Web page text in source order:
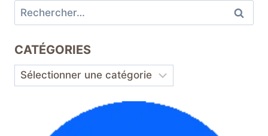
Rechercher :
CATÉGORIES
Catégories